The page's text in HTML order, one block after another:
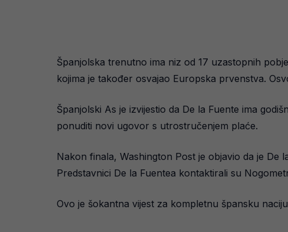
Španjolska trenutno ima niz od 17 uzastopnih
kojima je također osvajao Europska prvenstva.
Španjolski As je izvijestio da De la Fuente ima
ponuditi novi ugovor s utrostručenjem plaće.
Nakon finala, Washington Post je objavio da je
Predstavnici De la Fuentea kontaktirali su
Ovo je šokantna vijest za kompletnu špansku